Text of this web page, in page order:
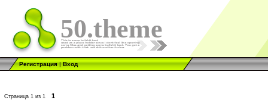
50.theme
Регистрация|Вход
Страница 1 из 1 1